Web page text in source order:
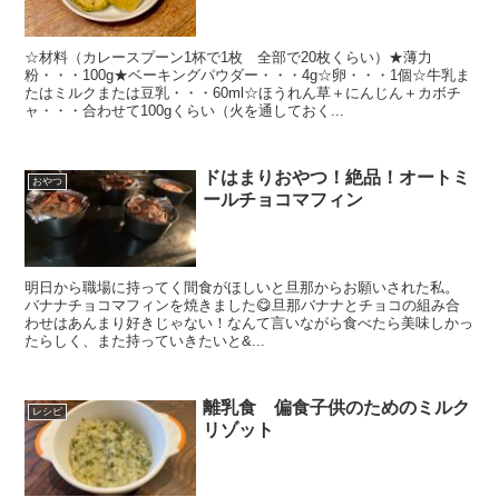
☆材料（カレースプーン1杯で1枚 全部で20枚くらい）★薄力
粉・・・100g★ベーキングパウダー・・・4g☆卵・・・1個☆牛乳ま
たはミルクまたは豆乳・・・60ml☆ほうれん草＋にんじん＋カボチ
ャ・・・合わせて100gくらい（火を通しておく...
おやつ
ドはまりおやつ！絶品！オートミ
ールチョコマフィン
明日から職場に持ってく間食がほしいと旦那からお願いされた私。
バナナチョコマフィンを焼きました😋旦那バナナとチョコの組み合
わせはあんまり好きじゃない！なんて言いながら食べたら美味しかっ
たらしく、また持っていきたいと&...
レシピ
離乳食 偏食子供のためのミルク
リゾット